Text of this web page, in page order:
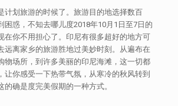
计划旅游的时候了。旅游目的地选择数百
困惑，不知去哪儿度2018年10月1日至7日的
在你不用担心了。印尼有很多超好的地方可
远离家乡的旅游胜地过美妙时刻。从遍布在
物场所，到许多美丽的印尼海滩，这一切都
让你感受一下热带气氛，从寒冷的秋风转到
的确是度完美假期的一种方式。